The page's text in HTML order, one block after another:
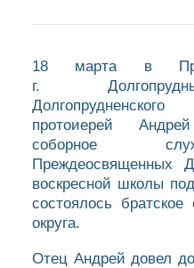
18 марта в
г.
протоиерей
соборное
Преждеосвященных
воскресной школы
состоялось
округа.
Отец Андрей довел